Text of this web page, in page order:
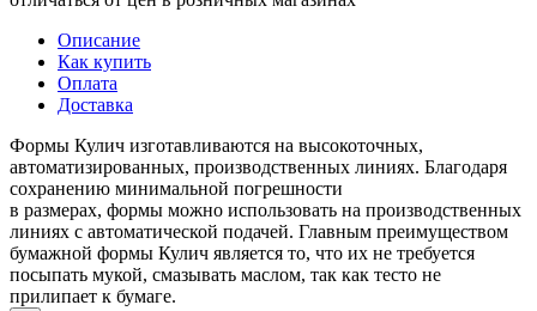
Описание
Как купить
Оплата
Доставка
Формы Кулич изготавливаются на высокоточных,
автоматизированных, производственных линиях. Благодаря
сохранению минимальной погрешности
в размерах, формы можно использовать на производственных
линиях с автоматической подачей. Главным преимуществом
бумажной формы Кулич является то, что их не требуется
посыпать мукой, смазывать маслом, так как тесто не
прилипает к бумаге.